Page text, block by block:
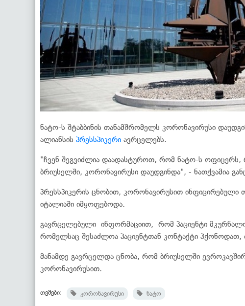
ნატო-ს შტაბბინის თანამშრომელს კორონავირუსი
ალიანსის პრესსპიკერი ავრცელებს.
"ჩვენ შეგვიძლია დაადასტუროთ, რომ ნატო-ს ოფიცერს,
ბრიუსელში, კორონავირუსი დაუდგინდა", - ნათქვამია
პრესსპიკერის ცნობით, კორონავირუსით
იტალიაში იმყოფებოდა.
გავრცელებული ინფორმაციით, რომ პაციენტი
რომელსაც შესაძლოა პაციენტთან კონტაქტი ჰქონოდათ,
მანამდე გავრცელდა ცნობა, რომ ბრიუსელში
კორონავირუსით.
თემები: კორონავირუსი ნატო